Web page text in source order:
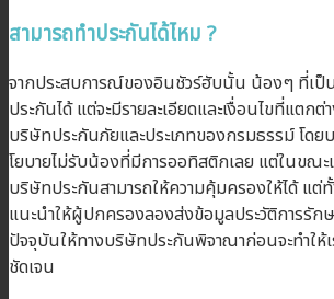
สามารถทำประกันได้ไหม ?
จากประสบการณ์ของอินชัวร์ฮับนั้น น้องๆ ที่เป็
ประกันได้ แต่จะมีรายละเอียดและเงื่อนไขที่แตก
บริษัทประกันภัยและประเภทของกรมธรรม์ โด
โยบายไม่รับน้องที่มีการออทิสติกเลย แต่ในขณ
บริษัทประกันสามารถให้ความคุ้มครองให้ได้ แ
แนะนำให้ผู้ปกครองลองส่งข้อมูลประวัติการรักษ
ปัจจุบันให้ทางบริษัทประกันพิจาณาก่อนจะทำให้
ชัดเจน